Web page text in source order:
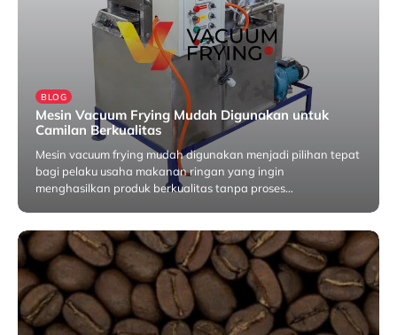
BLOG
Mesin Vacuum Frying Mudah Digunakan untuk
Camilan Berkualitas
Mesin vacuum frying mudah digunakan menjadi pilihan tepat
bagi pelaku usaha makanan ringan yang ingin
menghasilkan produk berkualitas tanpa proses…
Februari 10, 2026